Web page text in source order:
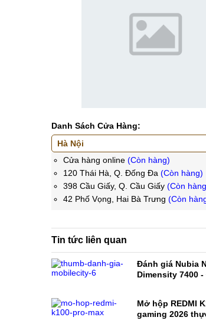
Danh Sách Cửa Hàng:
Cửa hàng online (Còn hàng)
120 Thái Hà, Q. Đống Đa (Còn hàng)
398 Cầu Giấy, Q. Cầu Giấy (Còn
42 Phố Vọng, Hai Bà Trưng (Còn
Tin tức liên quan
Đánh giá Nubia
Dimensity 7400